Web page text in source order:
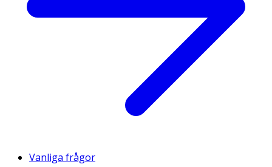
Vanliga frågor